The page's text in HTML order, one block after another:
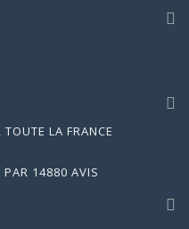
LA FRANCE
PAR 14880 AVIS